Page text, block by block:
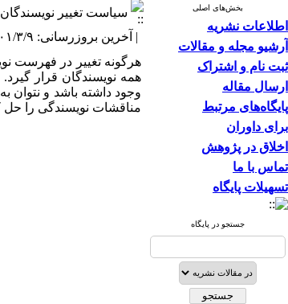
بخش‌های اصلی
اطلاعات نشریه
آرشیو مجله و مقالات
ثبت نام و اشتراک
ارسال مقاله
پایگاه‌های مرتبط
برای داوران
اخلاق در پژوهش
تماس با ما
تسهیلات پایگاه
جستجو در پایگاه
سیاست تغییر نویسندگان
| آخرین بروزرسانی: ۱۴۰۱/۳/۹ |
هرگونه تغییر در فهرست
همه نویسندگان قرار
وجود داشته باشد و
مناقشات نویسندگی را حل